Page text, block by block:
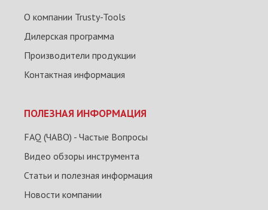
О компании Trusty-Tools
Дилерская программа
Производители продукции
Контактная информация
ПОЛЕЗНАЯ ИНФОРМАЦИЯ
FAQ (ЧАВО) - Частые Вопросы
Видео обзоры инструмента
Статьи и полезная информация
Новости компании